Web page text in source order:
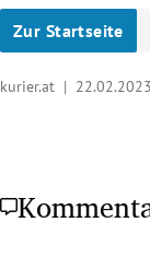
Zur Startseite
kurier.at |